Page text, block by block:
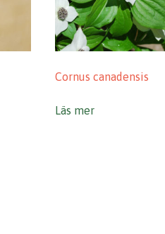
Cornus canadensis
Läs mer